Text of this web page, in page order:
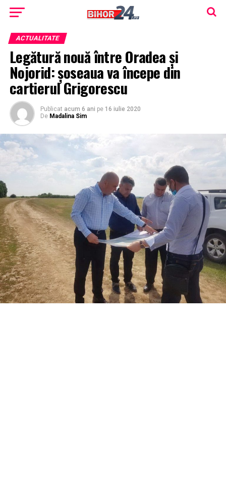
ACTUALITATE
Legătură nouă între Oradea și
Nojorid: șoseaua va începe din
cartierul Grigorescu
Publicat acum 6 ani pe 16 iulie 2020
De Madalina Sim